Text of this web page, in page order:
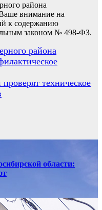
района
внимание на
к содержанию
законом № 498-ФЗ.
района
техническое
области: